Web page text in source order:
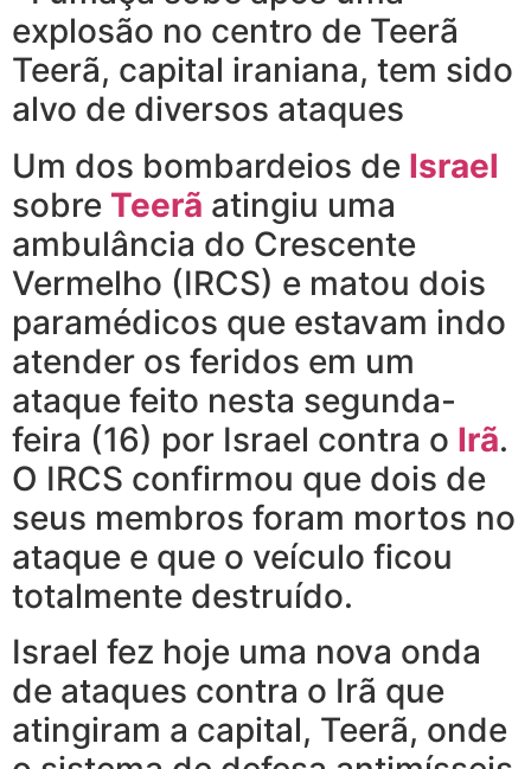
Teerã, capital iraniana, tem sido
alvo de diversos ataques
Um dos bombardeios de Israel
sobre Teerã atingiu uma
ambulância do Crescente
Vermelho (IRCS) e matou dois
paramédicos que estavam indo
atender os feridos em um
ataque feito nesta segunda-
feira (16) por Israel contra o Irã.
O IRCS confirmou que dois de
seus membros foram mortos no
ataque e que o veículo ficou
totalmente destruído.
Israel fez hoje uma nova onda
de ataques contra o Irã que
atingiram a capital, Teerã, onde